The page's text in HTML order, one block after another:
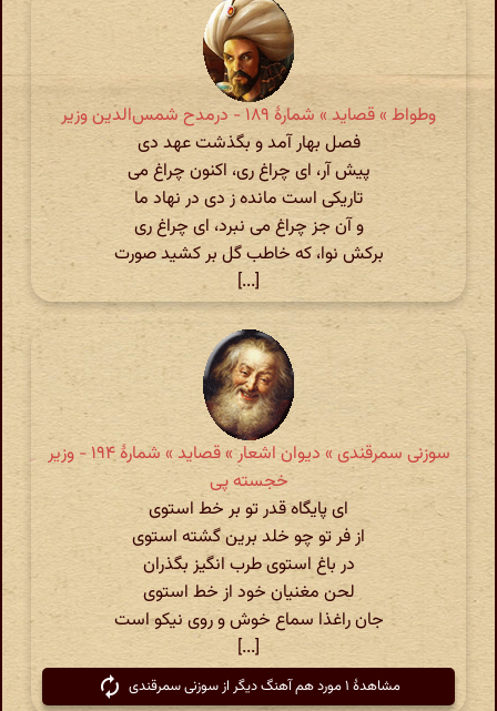
وطواط » قصاید » شمارهٔ ۱۸۹ - درمدح شمس‌الدین وزیر
فصل بهار آمد و بگذشت عهد دی
پیش آر، ای چراغ ری، اکنون چراغ می
تاریکی است مانده ز دی در نهاد ما
و آن جز چراغ می نبرد، ای چراغ ری
برکش نوا، که خاطب گل بر کشید صورت
[...]
سوزنی سمرقندی » دیوان اشعار » قصاید » شمارهٔ ۱۹۴ - وزیر
خجسته پی
ای پایگاه قدر تو بر خط استوی
از فر تو چو خلد برین گشته استوی
در باغ استوی طرب انگیز بگذران
لحن مغنیان خود از خط استوی
جان راغذا سماع خوش و روی نیکو است
[...]
مشاهدهٔ ۱ مورد هم آهنگ دیگر از سوزنی سمرقندی